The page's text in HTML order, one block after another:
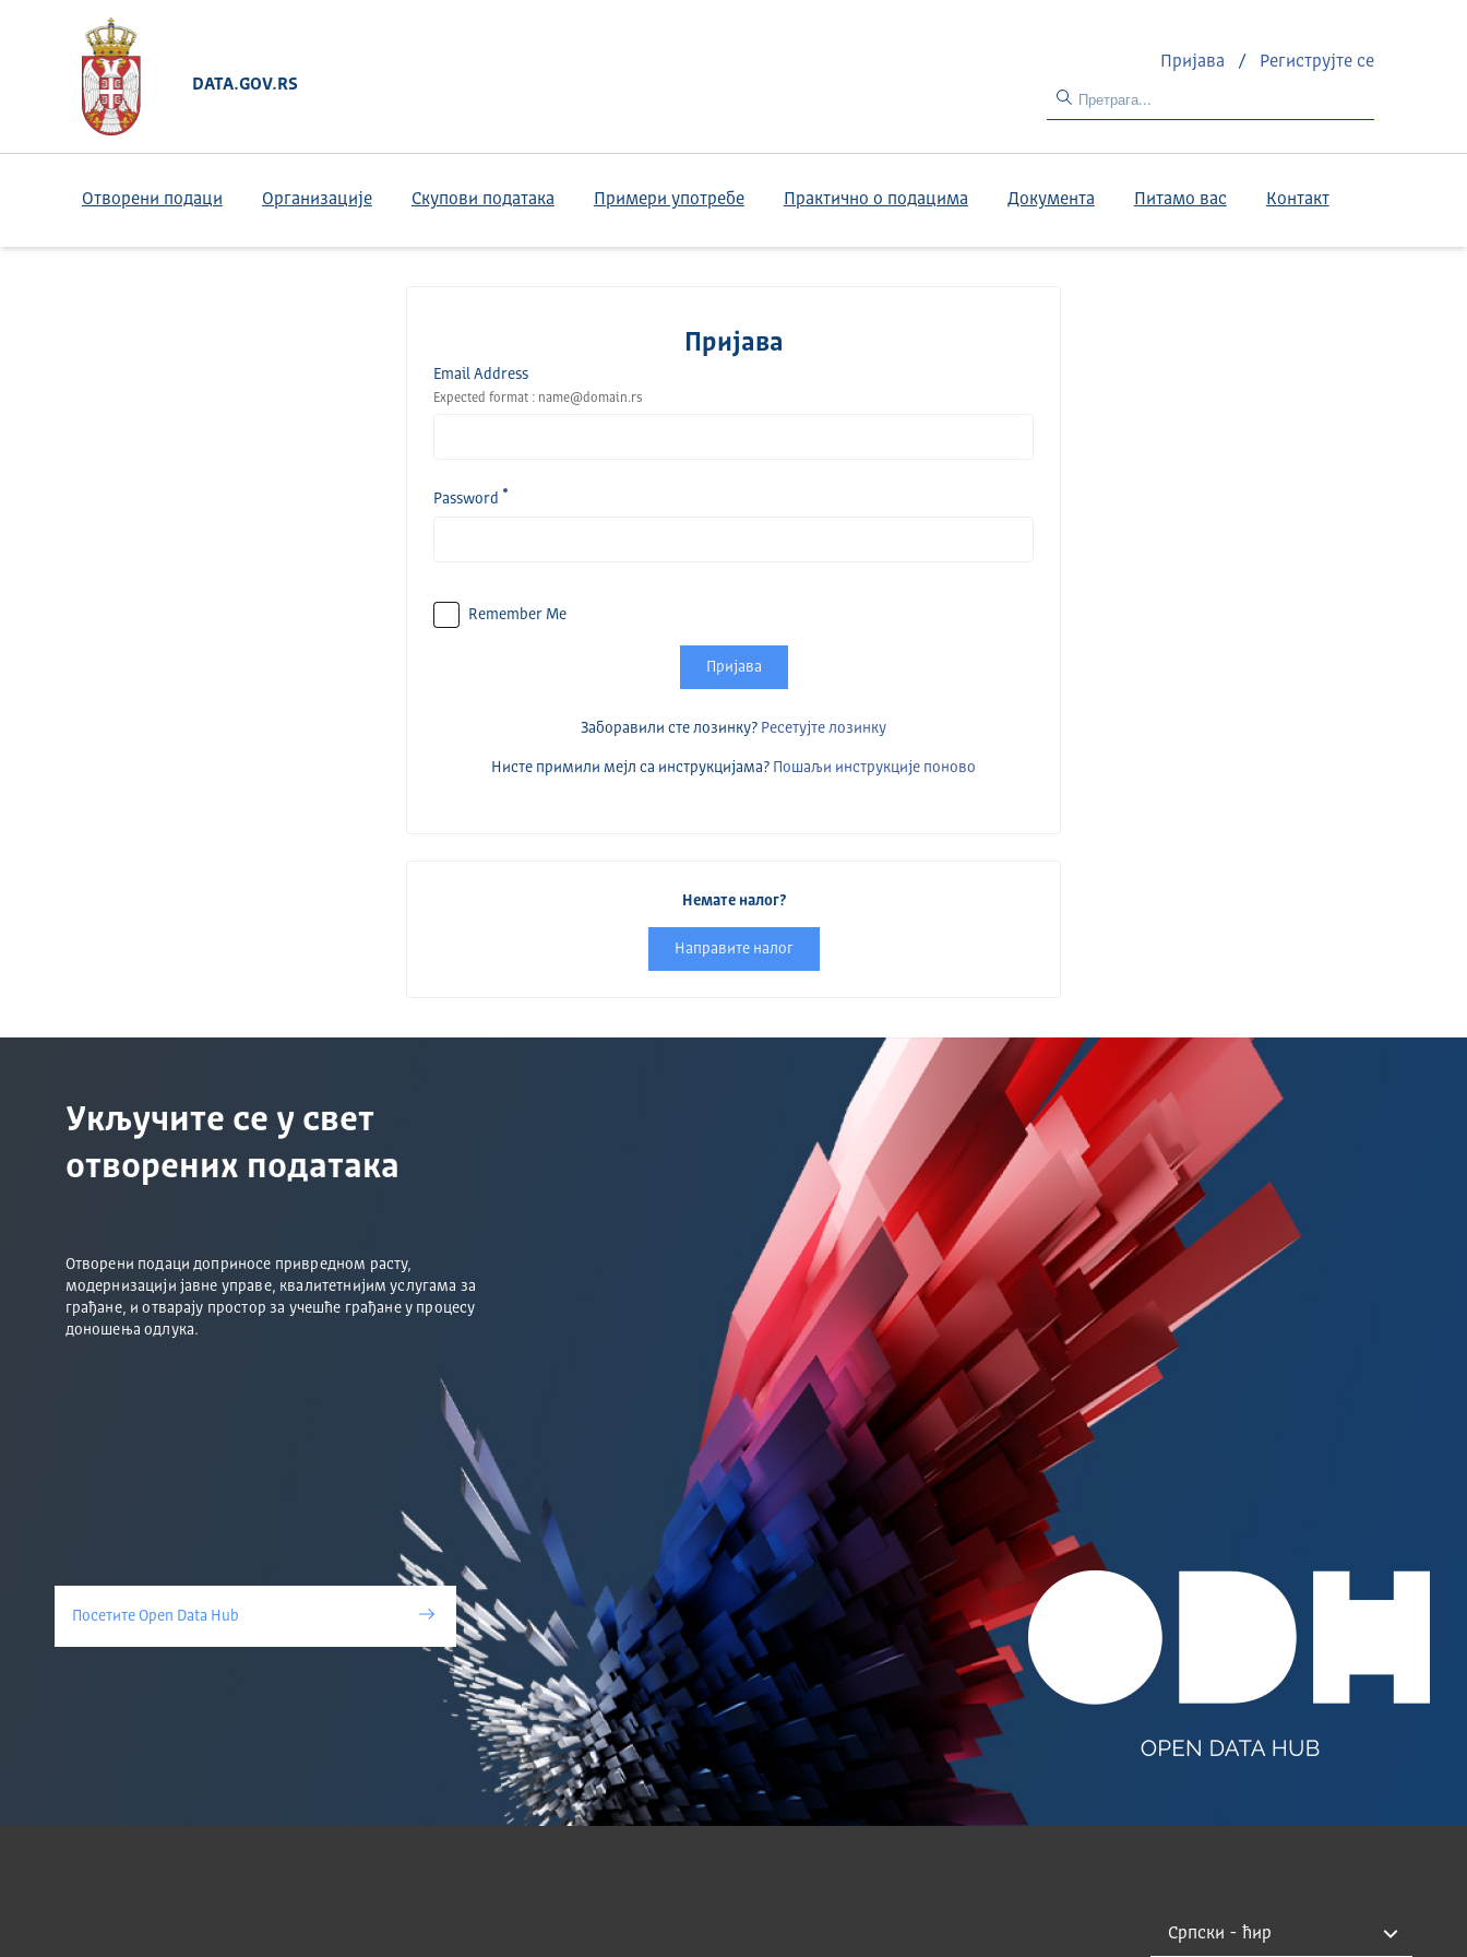
DATA.GOV.RS
Пријава / Региструјте се
Отворени подаци Организације Скупови података Примери употребе Практично о подацима Документа Питамо вас Контакт
Пријава
Email Address
Expected format : name@domain.rs
Password
Remember Me
Пријава
Заборавили сте лозинку? Ресетујте лозинку
Нисте примили мејл са инструкцијама? Пошаљи инструкције поново
Немате налог?
Направите налог
Укључите се у свет
отворених података
Отворени подаци доприносе привредном расту,
модернизацији јавне управе, квалитетнијим услугама за
грађане, и отварају простор за учешће грађане у процесу
доношења одлука.
Посетите Open Data Hub